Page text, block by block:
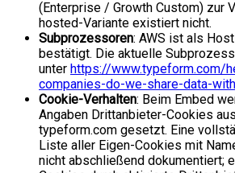
(Enterprise / Growth Custom) zur
hosted-Variante existiert nicht.
Subprozessoren: AWS ist als
bestätigt. Die aktuelle
unter https://www.typeform.com/
companies-do-we-share-data-
Cookie-Verhalten: Beim Embed
Angaben Drittanbieter-Cookies
typeform.com gesetzt. Eine
Liste aller Eigen-Cookies mit
nicht abschließend dokumentiert;